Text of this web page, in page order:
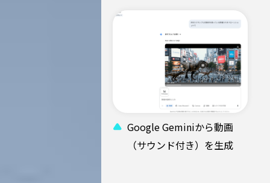
Google Geminiから動画
（サウンド付き）を生成